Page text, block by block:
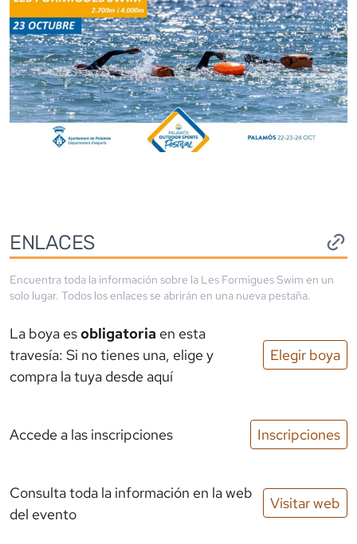
ENLACES
Encuentra toda la información sobre la Les Formigues Swim en un
solo lugar. Todos los enlaces se abrirán en una nueva pestaña.
La boya esobligatoria en esta
travesía: Si no tienes una, elige y
compra la tuya desde aquí
Elegir boya
Accede a las inscripciones Inscripciones
Consulta toda la información en la web
del evento
Visitar web